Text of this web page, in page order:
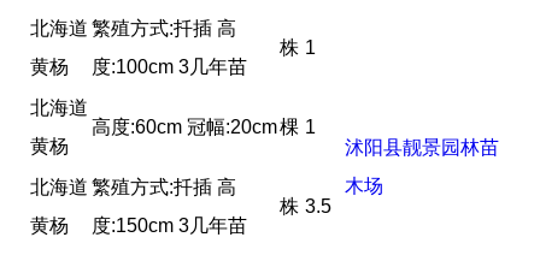
北海道
黄杨
繁殖方式:扦插 高
度:100cm 3几年苗
株 1
沭阳县靓景园林苗
木场
北海道
黄杨
高度:60cm 冠幅:20cm棵 1
北海道
黄杨
繁殖方式:扦插 高
度:150cm 3几年苗
株 3.5